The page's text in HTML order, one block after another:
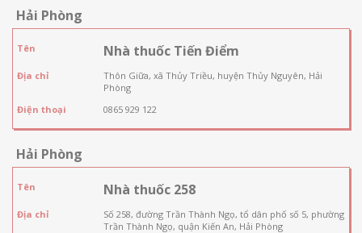
Hải Phòng
Tên Nhà thuốc Tiến Điểm
Địa chỉ
Thôn Giữa, xã Thủy Triều, huyện Thủy Nguyên, Hải
Phòng
Điện thoại
0865 929 122
Hải Phòng
Tên Nhà thuốc 258
Địa chỉ
Số 258, đường Trần Thành Ngọ, tổ dân phố số 5, phường
Trần Thành Ngọ, quận Kiến An, Hải Phòng